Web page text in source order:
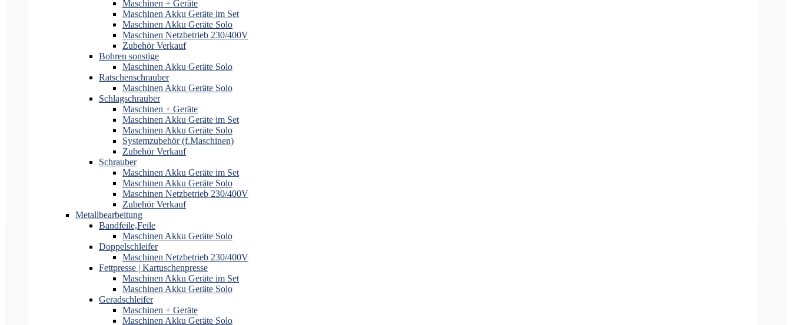
Maschinen + Geräte
Maschinen Akku Geräte im Set
Maschinen Akku Geräte Solo
Maschinen Netzbetrieb 230/400V
Zubehör Verkauf
Bohren sonstige
Maschinen Akku Geräte Solo
Ratschenschrauber
Maschinen Akku Geräte Solo
Schlagschrauber
Maschinen + Geräte
Maschinen Akku Geräte im Set
Maschinen Akku Geräte Solo
Systemzubehör (f.Maschinen)
Zubehör Verkauf
Schrauber
Maschinen Akku Geräte im Set
Maschinen Akku Geräte Solo
Maschinen Netzbetrieb 230/400V
Zubehör Verkauf
Metallbearbeitung
Bandfeile,Feile
Maschinen Akku Geräte Solo
Doppelschleifer
Maschinen Netzbetrieb 230/400V
Fettpresse | Kartuschenpresse
Maschinen Akku Geräte im Set
Maschinen Akku Geräte Solo
Geradschleifer
Maschinen + Geräte
Maschinen Akku Geräte Solo